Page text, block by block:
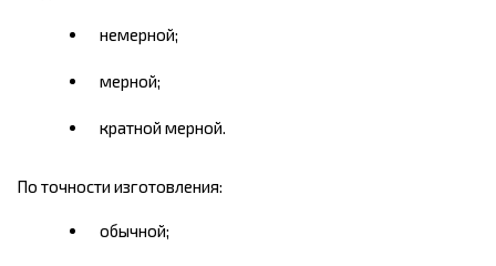
немерной;
мерной;
кратной мерной.
По точности изготовления:
обычной;